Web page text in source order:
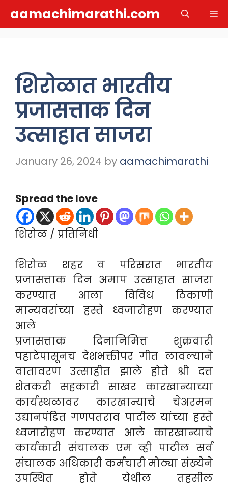
aamachimarathi.com
शिरोळात भारतीय
प्रजासत्ताक दिन
उत्साहात साजरा
January 26, 2024 by aamachimarathi
Spread the love
शिरोळ / प्रतिनिधी
शिरोळ शहर व परिसरात भारतीय
प्रजासत्ताक दिन अमाप उत्साहात साजरा
करण्यात आला विविध ठिकाणी
मान्यवरांच्या हस्ते ध्वजारोहण करण्यात
आले
प्रजासत्ताक दिनानिमित्त शुक्रवारी
पहाटेपासूनच देशभक्तीपर गीत लावल्याने
वातावरण उत्साहीत झाले होते श्री दत्त
शेतकरी सहकारी साखर कारखान्याच्या
कार्यस्थळावर कारखान्याचे चेअरमन
उद्यानपंडित गणपतराव पाटील यांच्या हस्ते
ध्वजारोहण करण्यात आले कारखान्याचे
कार्यकारी संचालक एम व्ही पाटील सर्व
संचालक अधिकारी कर्मचारी मोठ्या संख्येने
उपस्थित होते येथील तहसील